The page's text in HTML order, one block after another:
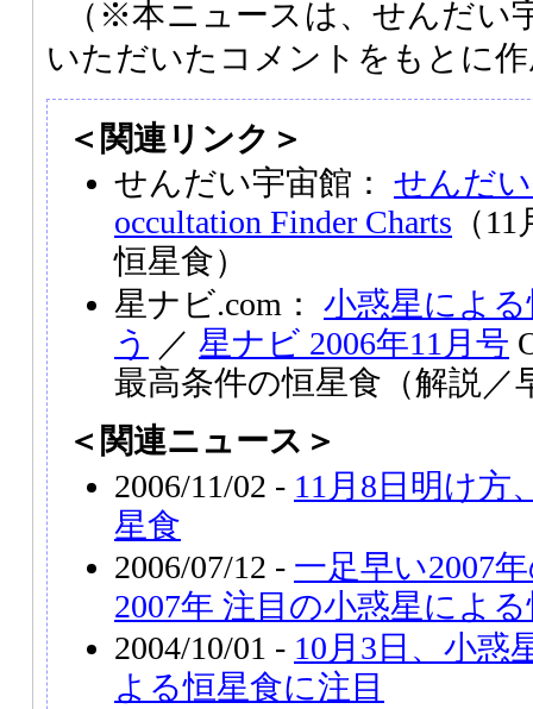
（※本ニュースは、せんだい
いただいたコメントをもとに
＜関連リンク＞
せんだい宇宙館： せんだ
occultation Finder Charts （
恒星食）
星ナビ.com： 小惑星によ
う
／ 星ナビ 2006年11月号
最高条件の恒星食（解説／
＜関連ニュース＞
2006/11/02 - 11月8日明け方
星食
2006/07/12 - 一足早い2007
2007年 注目の小惑星によ
2004/10/01 - 10月3日、小惑
よる恒星食に注目